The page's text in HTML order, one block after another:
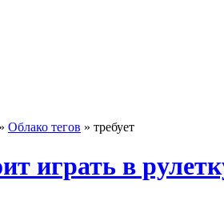
» Облако тегов » требует
играть в